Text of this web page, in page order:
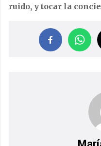
ruido, y tocar la